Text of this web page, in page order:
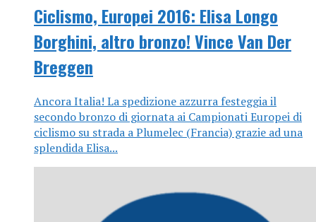
Ciclismo, Europei 2016: Elisa Longo
Borghini, altro bronzo! Vince Van Der
Breggen
Ancora Italia! La spedizione azzurra festeggia il
secondo bronzo di giornata ai Campionati Europei di
ciclismo su strada a Plumelec (Francia) grazie ad una
splendida Elisa...